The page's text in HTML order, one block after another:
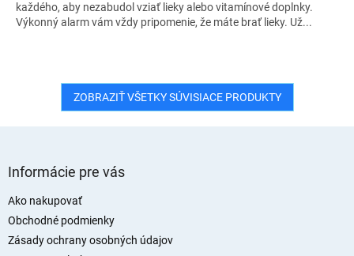
každého, aby nezabudol vziať lieky alebo vitamínové doplnky.
Výkonný alarm vám vždy pripomenie, že máte brať lieky. Už...
ZOBRAZIŤ VŠETKY SÚVISIACE PRODUKTY
Informácie pre vás
Ako nakupovať
Obchodné podmienky
Zásady ochrany osobných údajov